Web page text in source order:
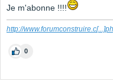
Je m'abonne !!!!
http://www.forumconstruire.c[...]
0